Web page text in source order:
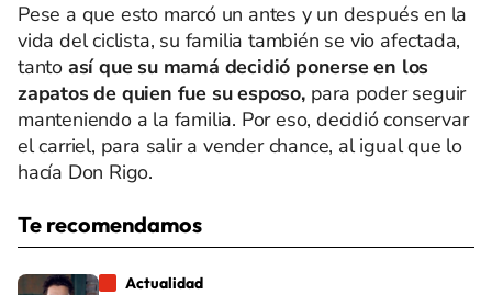
Pese a que esto marcó un antes y un después en la
vida del ciclista, su familia también se vio afectada,
tanto así que su mamá decidió ponerse en los
zapatos de quien fue su esposo, para poder seguir
manteniendo a la familia. Por eso, decidió conservar
el carriel, para salir a vender chance, al igual que lo
hacía Don Rigo.
Te recomendamos
Actualidad